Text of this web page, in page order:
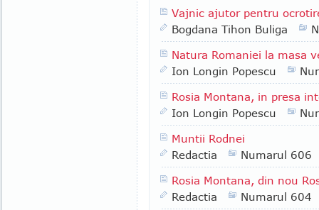
Vajnic ajutor pentru
Bogdana Tihon Buliga
Natura Romaniei la masa
Ion Longin Popescu
Rosia Montana, in presa
Ion Longin Popescu
Muntii Rodnei
Redactia
Numarul 606
Rosia Montana, din nou
Redactia
Numarul 604